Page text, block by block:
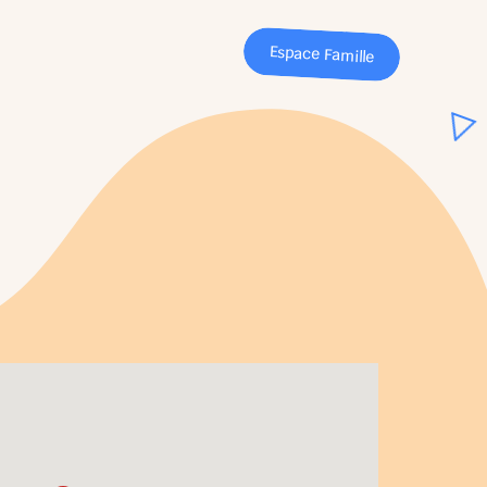
Espace Famille